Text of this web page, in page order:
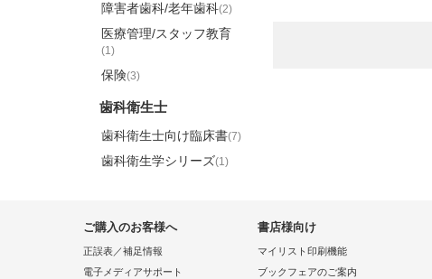
障害者歯科/老年歯科(2)
医療管理/スタッフ教育
(1)
保険(3)
歯科衛生士
歯科衛生士向け臨床書(7)
歯科衛生学シリーズ(1)
ご購入のお客様へ
正誤表／補足情報
電子メディアサポート
書店様向け
マイリスト印刷機能
ブックフェアのご案内